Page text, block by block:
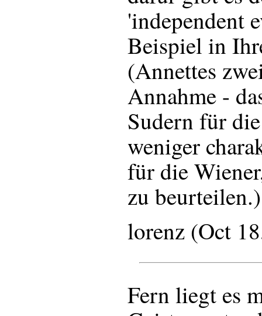
'independent
Beispiel in
(Annettes
Annahme -
Sudern für
weniger
für die
zu beurteilen.)
lorenz (Oct
Fern liegt es